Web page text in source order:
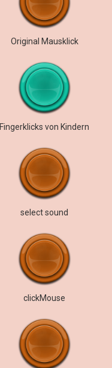
Original Mausklick
Fingerklicks von Kindern
select sound
clickMouse